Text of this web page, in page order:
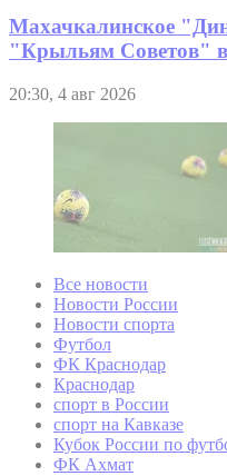
Махачкалинское
"Крыльям Советов"
20:30, 4 авг 2026
Все новости
Новости России
Новости спорта
Футбол
ФК Краснодар
Краснодар
спорт в России
спорт на Кавказе
Кубок России по
ФК Ахмат